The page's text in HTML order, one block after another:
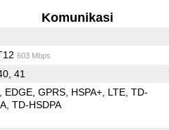
Komunikasi
603 Mbps
41
EDGE GPRS HSPA+ LTE TD-
TD-HSDPA